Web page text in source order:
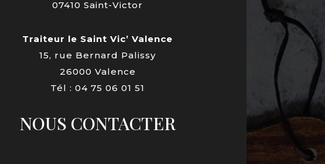
07410 Saint-Victor
Traiteur le Saint Vic’ Valence
15, rue Bernard Palissy
26000 Valence
Tél : 04 75 06 01 51
NOUS CONTACTER